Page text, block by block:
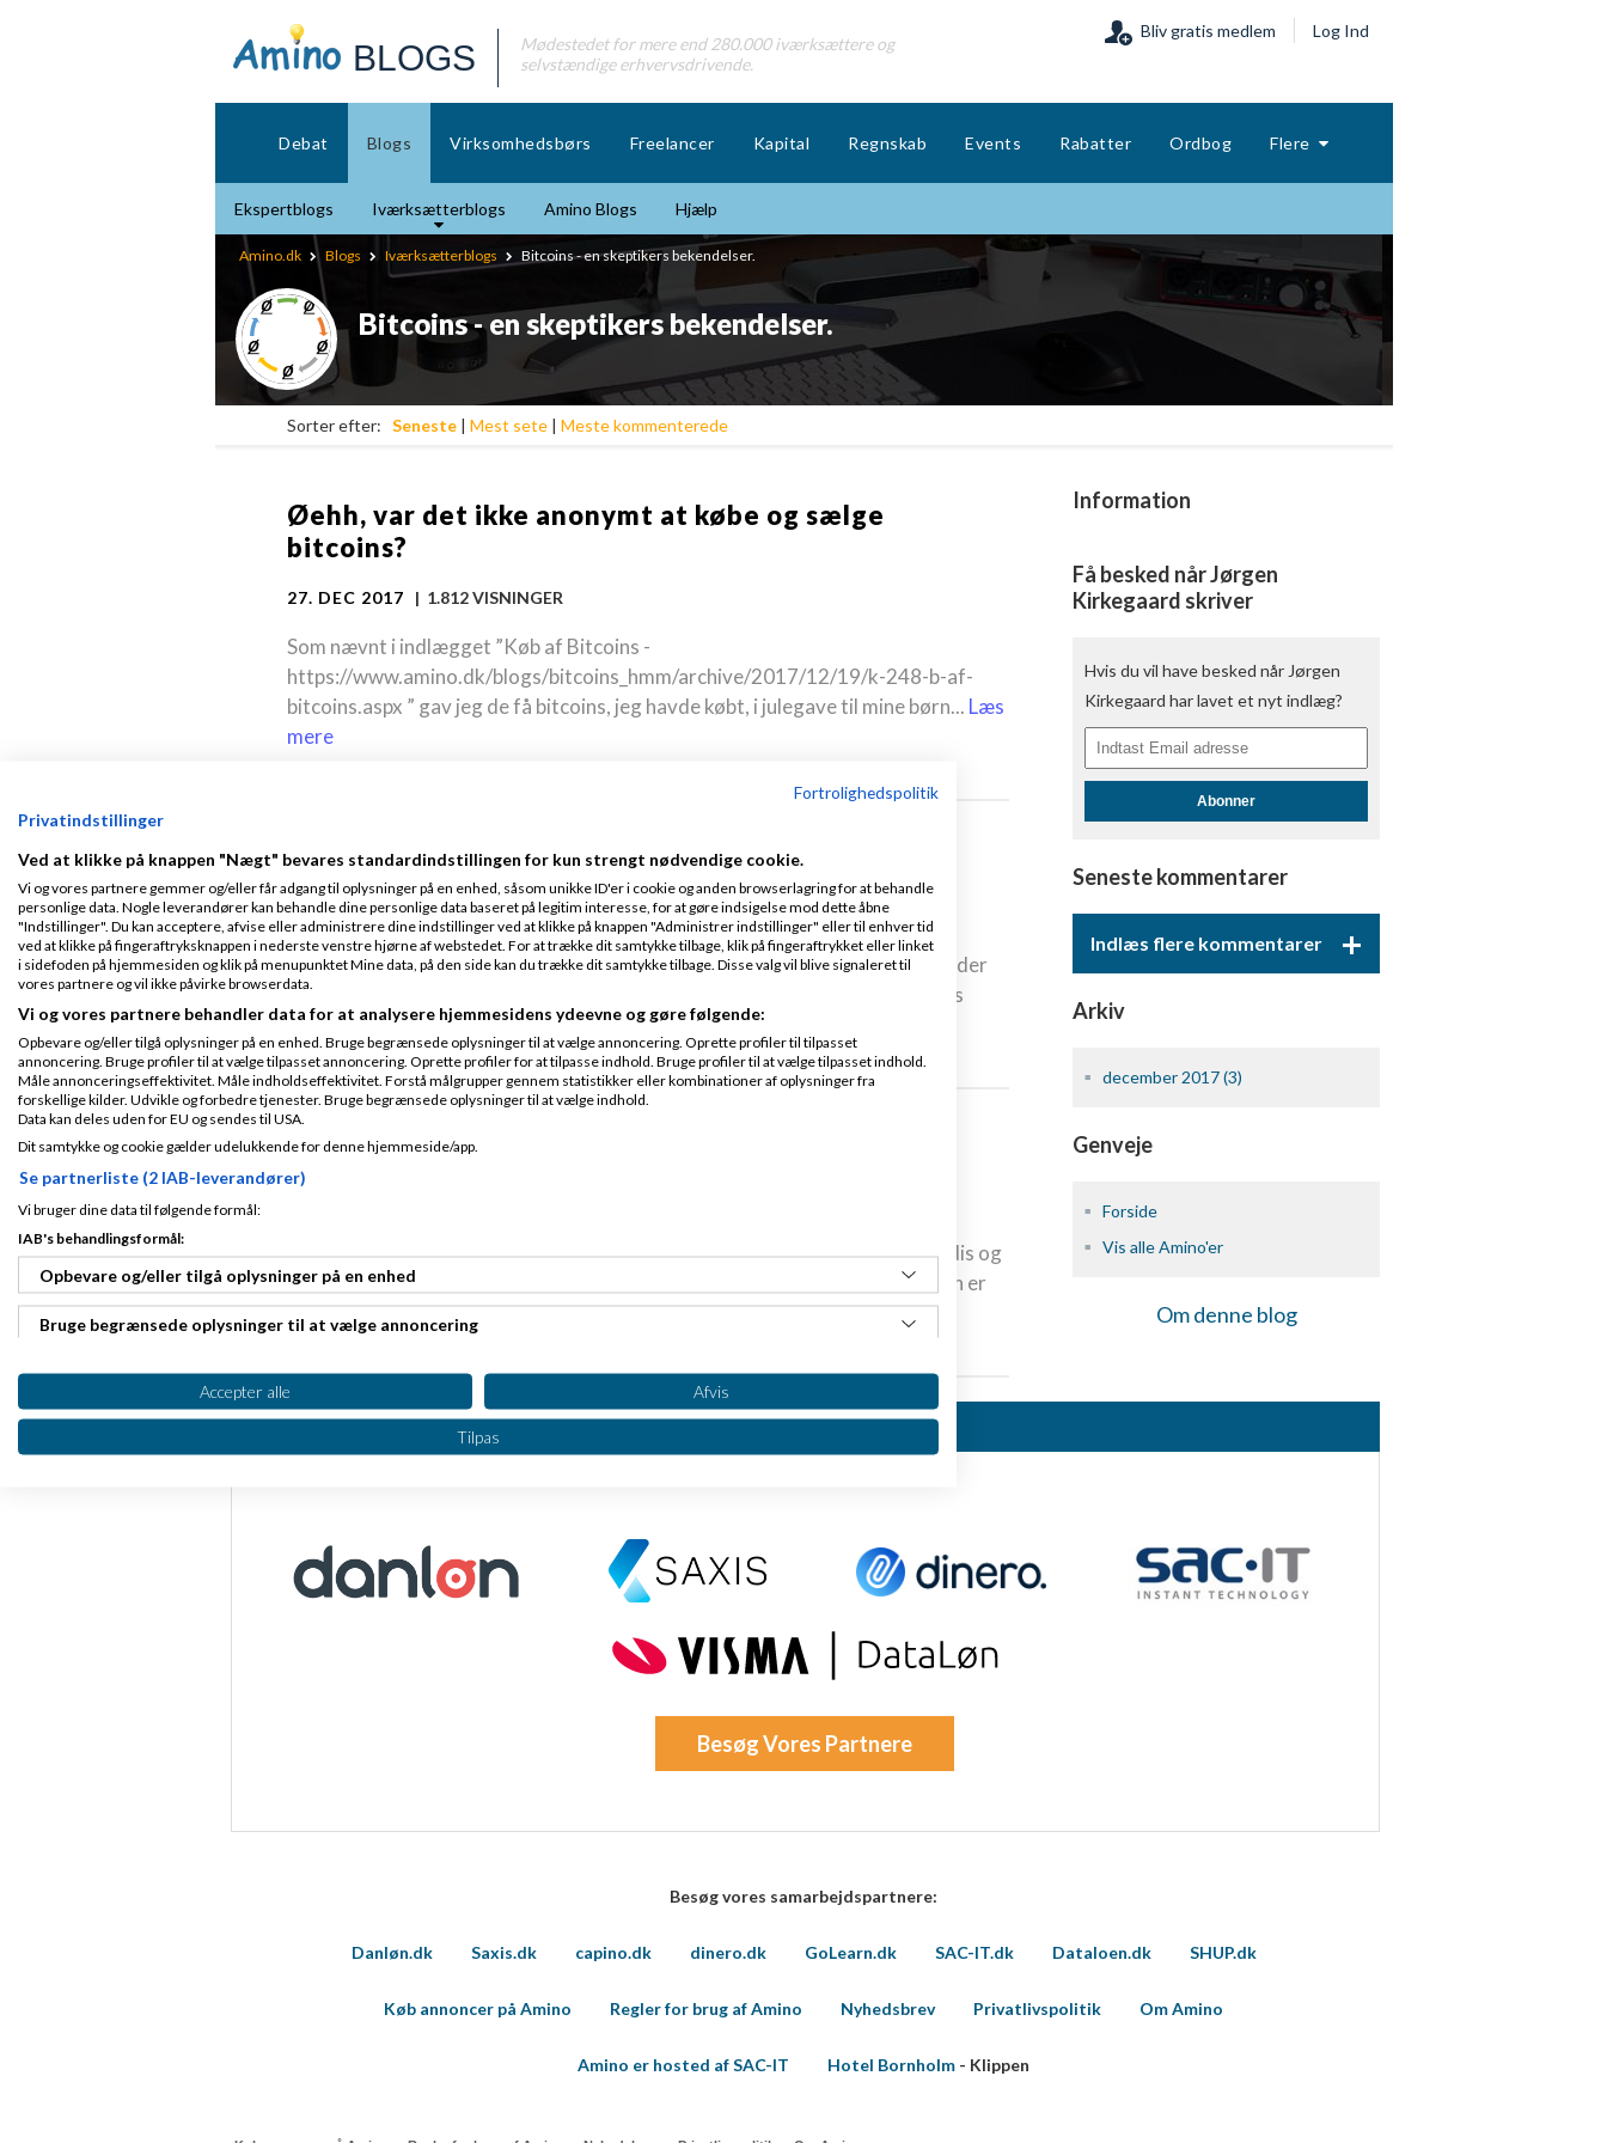
BLOGS
Mødestedet for mere end 280.000 iværksættere og
selvstændige erhvervsdrivende.
Bliv gratis medlem Log Ind
Debat Blogs Virksomhedsbørs Freelancer Kapital Regnskab Events Rabatter Ordbog Flere
Ekspertblogs Iværksætterblogs Amino Blogs Hjælp
Amino.dk Blogs Iværksætterblogs Bitcoins - en skeptikers bekendelser.
Bitcoins - en skeptikers bekendelser.
Sorter efter: Seneste | Mest sete | Meste kommenterede
Øehh, var det ikke anonymt at købe og sælge
bitcoins?
27. DEC 2017 | 1.812 VISNINGER
Som nævnt i indlægget ”Køb af Bitcoins -
https://www.amino.dk/blogs/bitcoins_hmm/archive/2017/12/19/k-248-b-af-
bitcoins.aspx ” gav jeg de få bitcoins, jeg havde købt, i julegave til mine børn... Læs
mere
Køb af bitcoins
19. DEC 2017| 3.244 VISNINGER |2 KOMMENTARER
I denne julekøbegavetid fik jeg denne geniale idé til en overspringshandling, der
slog to fluer med ét smæk: Jeg køber da nogle Bitcoins til mine børn! Således
beriget med en undskyldning af...Læs mere
Starten.
Indrømmet, jeg bryder mig ikke om Bitcoins. Er det ikke bare ”luft”? Et paradis og
for skattely, hvidvaskning og narko- og våbenhandlere? Glaskugler, som kun er
noget værd, fordi nogen tror, at de er noget...Læs mere
Information
Få besked når Jørgen
Kirkegaard skriver
Hvis du vil have besked når Jørgen
Kirkegaard har lavet et nyt indlæg?
Abonner
Seneste kommentarer
Indlæs flere kommentarer +
Arkiv
december 2017 (3)
Genveje
Forside
Vis alle Amino'er
Om denne blog
Partnere
Besøg Vores Partnere
Besøg vores samarbejdspartnere:
Danløn.dk Saxis.dk capino.dk dinero.dk GoLearn.dk SAC-IT.dk Dataloen.dk SHUP.dk
Køb annoncer på Amino Regler for brug af Amino Nyhedsbrev Privatlivspolitik Om Amino
Amino er hosted af SAC-IT Hotel Bornholm - Klippen
Fortrolighedspolitik
Privatindstillinger
Ved at klikke på knappen "Nægt" bevares standardindstillingen for kun strengt nødvendige cookie.
Vi og vores partnere gemmer og/eller får adgang til oplysninger på en enhed, såsom unikke ID'er i cookie og anden browserlagring for at behandle
personlige data. Nogle leverandører kan behandle dine personlige data baseret på legitim interesse, for at gøre indsigelse mod dette åbne
"Indstillinger". Du kan acceptere, afvise eller administrere dine indstillinger ved at klikke på knappen "Administrer indstillinger" eller til enhver tid
ved at klikke på fingeraftryksknappen i nederste venstre hjørne af webstedet. For at trække dit samtykke tilbage, klik på fingeraftrykket eller linket
i sidefoden på hjemmesiden og klik på menupunktet Mine data, på den side kan du trække dit samtykke tilbage. Disse valg vil blive signaleret til
vores partnere og vil ikke påvirke browserdata.
Vi og vores partnere behandler data for at analysere hjemmesidens ydeevne og gøre følgende:
Opbevare og/eller tilgå oplysninger på en enhed. Bruge begrænsede oplysninger til at vælge annoncering. Oprette profiler til tilpasset
annoncering. Bruge profiler til at vælge tilpasset annoncering. Oprette profiler for at tilpasse indhold. Bruge profiler til at vælge tilpasset indhold.
Måle annonceringseffektivitet. Måle indholdseffektivitet. Forstå målgrupper gennem statistikker eller kombinationer af oplysninger fra
forskellige kilder. Udvikle og forbedre tjenester. Bruge begrænsede oplysninger til at vælge indhold.
Data kan deles uden for EU og sendes til USA.
Dit samtykke og cookie gælder udelukkende for denne hjemmeside/app.
Se partnerliste (2 IAB-leverandører)
Vi bruger dine data til følgende formål:
IAB's behandlingsformål:
Opbevare og/eller tilgå oplysninger på en enhed
Bruge begrænsede oplysninger til at vælge annoncering
Oprette profiler til tilpasset annoncering
Bruge profiler til at vælge tilpasset annoncering
Forstå målgrupper gennem statistikker eller kombinationer af oplysninger fra forskellige
Accepter alle Afvis
Tilpas